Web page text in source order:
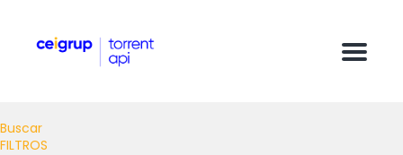
Menu
Buscar
FILTROS